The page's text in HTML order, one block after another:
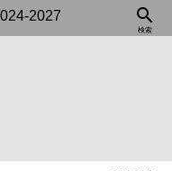
2027 search
検索